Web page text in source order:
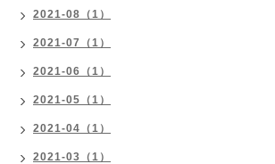
2021-08（1）
2021-07（1）
2021-06（1）
2021-05（1）
2021-04（1）
2021-03（1）